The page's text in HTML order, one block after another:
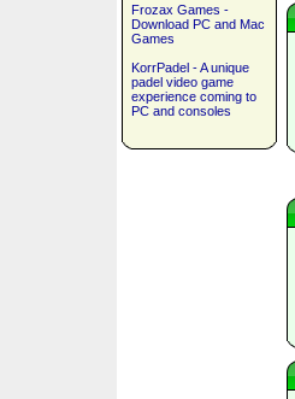
Frozax Games -
Download PC and Mac
Games
KorrPadel - A unique
padel video game
experience coming to
PC and consoles